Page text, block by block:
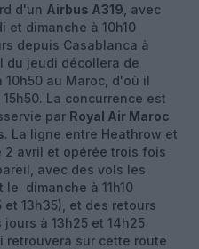
d'un Airbus A319 , avec
et dimanche à 10h10
depuis Casablanca à
du jeudi décollera de
10h50 au Maroc, d'où il
La concurrence est
par Royal Air Maroc
. La ligne entre Heathrow et
2 avril et opérée trois fois
avec des vols les
le dimanche à 11h10
13h35), et des retours
à 13h25 et 14h25
retrouvera sur cette route